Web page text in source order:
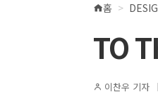
현
위
치
홈
TO
이찬우 기자